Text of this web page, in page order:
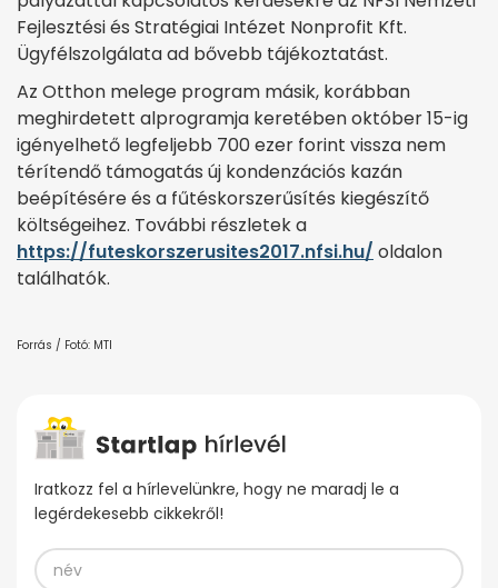
Fejlesztési és Stratégiai Intézet Nonprofit Kft.
Ügyfélszolgálata ad bővebb tájékoztatást.
Az Otthon melege program másik, korábban
meghirdetett alprogramja keretében október 15-ig
igényelhető legfeljebb 700 ezer forint vissza nem
térítendő támogatás új kondenzációs kazán
beépítésére és a fűtéskorszerűsítés kiegészítő
költségeihez. További részletek a
https://futeskorszerusites2017.nfsi.hu/ oldalon
találhatók.
Forrás / Fotó: MTI
Iratkozz fel a hírlevelünkre, hogy ne maradj le a
legérdekesebb cikkekről!